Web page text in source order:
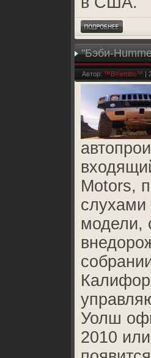
"Бэби-
Автор: ™B®embo™ |
Motors,
слухами
модели,
Уолш
2010